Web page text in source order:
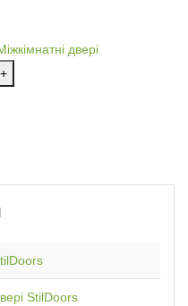
двері
+
StilDoors